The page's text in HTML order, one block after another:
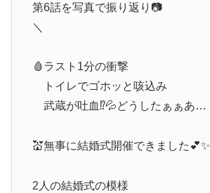
第6話を写真で振り返り📷
＼
🩸ラスト1分の衝撃
トイレでゴホッと咳込み
武蔵が吐血⁉💦どうしたぁぁあ…
💒無事に結婚式開催できました💕✨
2人の結婚式の模様